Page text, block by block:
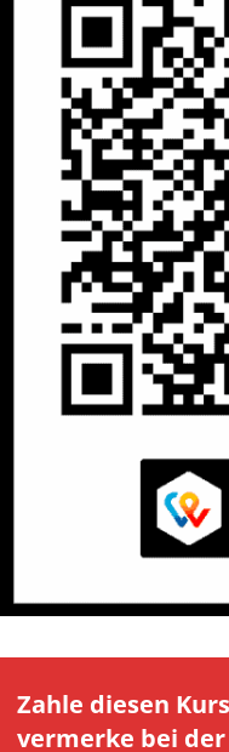
Zahle diesen
vermerke bei